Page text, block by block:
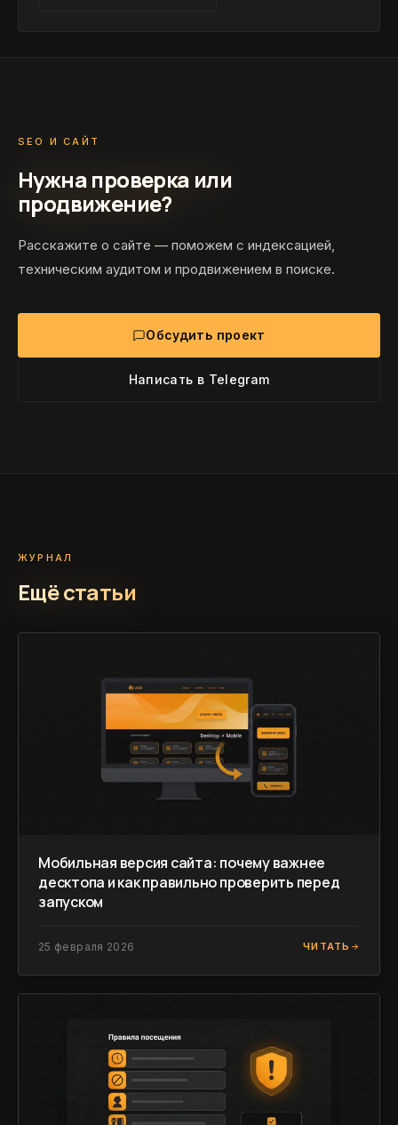
SEO И САЙТ
Нужна проверка или
продвижение?
Расскажите о сайте — поможем с индексацией,
техническим аудитом и продвижением в поиске.
Обсудить проект
Написать в Telegram
ЖУРНАЛ
Ещё статьи
Мобильная версия сайта: почему важнее
десктопа и как правильно проверить перед
запуском
25 февраля 2026 ЧИТАТЬ